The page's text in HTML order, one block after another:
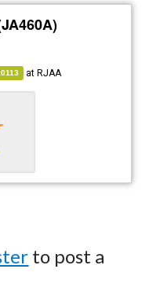
atRJAA
to post a